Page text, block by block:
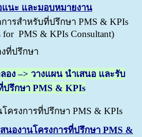
แนะ และมอบหมายงาน
ารสำหรับที่ปรึกษา PMS & KPIs
for PMS & KPIs Consultant)
ที่ปรึกษา
อง –> วางแผน นำเสนอ และรับ
ปรึกษา PMS & KPIs
ครงการที่ปรึกษา PMS & KPIs
นองานโครงการที่ปรึกษา PMS &